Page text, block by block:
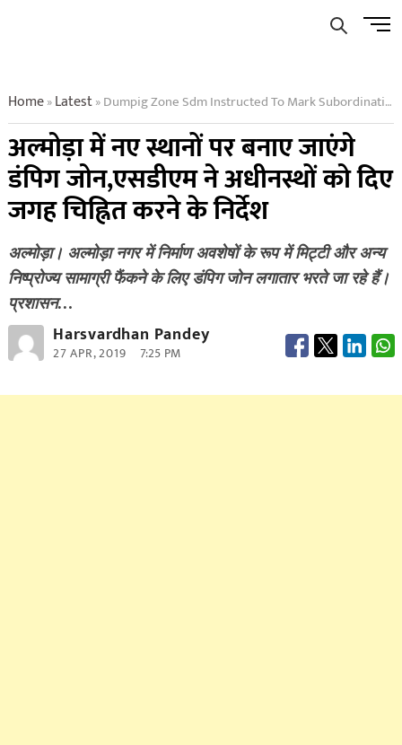
Menu
Home»Latest»Dumpig Zone Sdm Instructed To Mark Subordination Given To New Places In Almora
अल्मोड़ा में नए ​स्थानों पर बनाए जाएंगे
डंपिग जोन,एसडीएम ने अधीनस्थों को दिए
जगह चिह्नित करने के निर्देश
अल्मोड़ा। अल्मोड़ा नगर में निर्माण अवशेषों के रूप में मिट्टी और अन्य
निष्प्रोज्य सामाग्री फैंकने के लिए डंपिग जोन लगातार भरते जा रहे हैं।
प्रशासन…
Harsvardhan Pandey
27 APR, 2019 7:25 PM